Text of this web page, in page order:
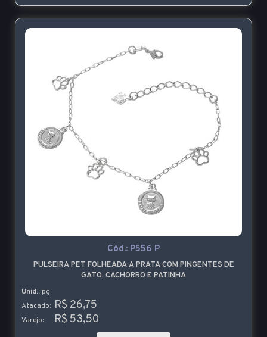
Cód.: P556 P
PULSEIRA PET FOLHEADA A PRATA COM PINGENTES DE
GATO, CACHORRO E PATINHA
Unid.: pç
Atacado: R$ 26,75
Varejo: R$ 53,50